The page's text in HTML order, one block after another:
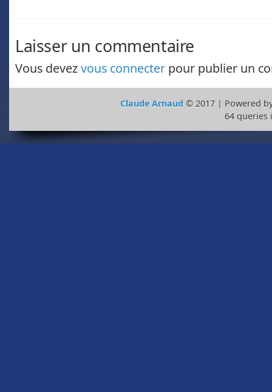
Laisser un commentaire
Vous devezvous connecter pour publier un
Claude Arnaud © 2017 | Powered
64 queries